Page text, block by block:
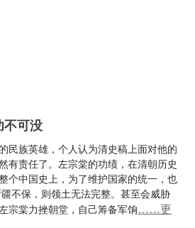
不可没
民族英雄，个人认为清史稿上面对他的
有责任了。左宗棠的功绩，在清朝历史
个中国史上，为了维护国家的统一，也
不保，则领土无法完整。甚至会威胁
宗棠力挫朝堂，自己筹备军饷……更